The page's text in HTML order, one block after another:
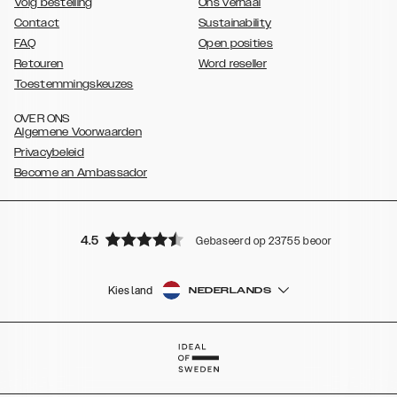
Volg bestelling
Contact
FAQ
Retouren
Toestemmingskeuzes
Ons verhaal
Sustainability
Open posities
Word reseller
OVER ONS
Algemene Voorwaarden
Privacybeleid
Become an Ambassador
4.5 Gebaseerd op 23755 beoordelingen
Kies land NEDERLANDS